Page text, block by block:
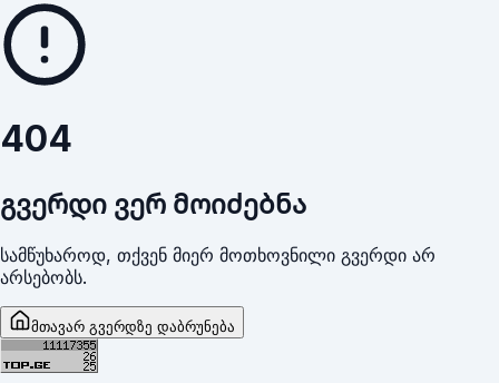
404
გვერდი ვერ მოიძებნა
სამწუხაროდ, თქვენ მიერ მოთხოვნილი გვერდი არ
არსებობს.
მთავარ გვერდზე დაბრუნება